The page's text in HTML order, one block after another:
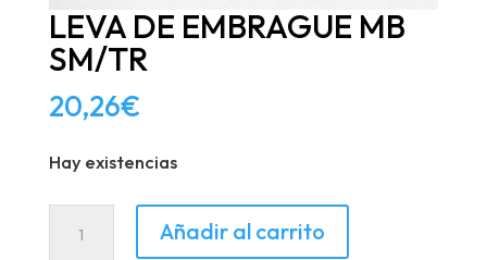
LEVA DE EMBRAGUE MB
SM/TR
20,26€
Hay existencias
Añadir al carrito